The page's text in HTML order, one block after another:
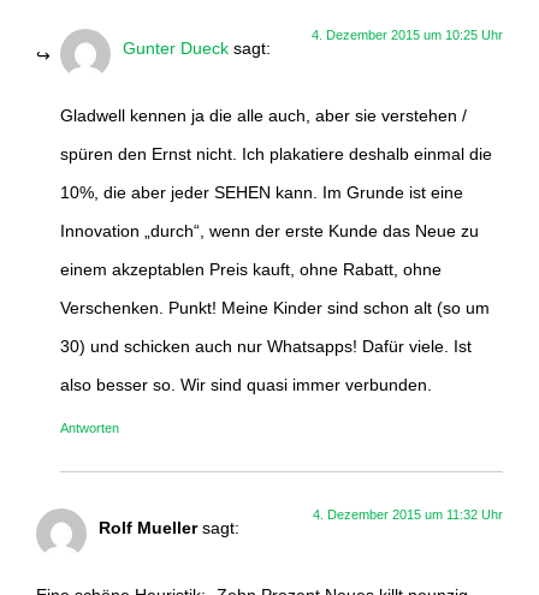
Gunter Dueck sagt:
4. Dezember 2015 um 10:25 Uhr
Gladwell kennen ja die alle auch, aber sie verstehen /
spüren den Ernst nicht. Ich plakatiere deshalb einmal die
10%, die aber jeder SEHEN kann. Im Grunde ist eine
Innovation „durch“, wenn der erste Kunde das Neue zu
einem akzeptablen Preis kauft, ohne Rabatt, ohne
Verschenken. Punkt! Meine Kinder sind schon alt (so um
30) und schicken auch nur Whatsapps! Dafür viele. Ist
also besser so. Wir sind quasi immer verbunden.
Antworten
Rolf Mueller sagt:
4. Dezember 2015 um 11:32 Uhr